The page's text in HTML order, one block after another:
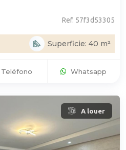
Ref. 57f3d53305
Superficie: 40 m²
Teléfono Whatsapp
A louer